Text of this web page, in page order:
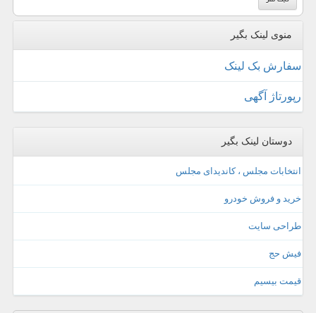
منوی لینک بگیر
سفارش بک لینک
رپورتاژ آگهی
دوستان لینک بگیر
انتخابات مجلس ، کاندیدای مجلس
خرید و فروش خودرو
طراحی سایت
فیش حج
قیمت بیسیم